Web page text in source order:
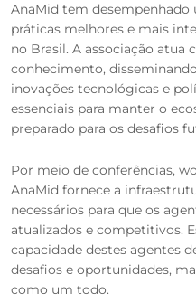
AnaMid tem
práticas melhores e mais
no Brasil. A associação atua
conhecimento,
inovações tecnológicas e
essenciais para manter o
preparado para os desafios
Por meio de conferências,
AnaMid fornece a
necessários para que os
atualizados e competitivos.
capacidade destes agentes
desafios e oportunidades,
como um todo.